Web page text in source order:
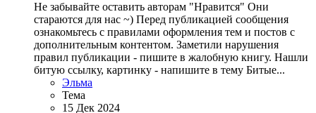
Не забывайте оставить авторам "Нравится" Они
стараются для нас ~) Перед публикацией сообщения
ознакомьтесь с правилами оформления тем и постов с
дополнительным контентом. Заметили нарушения
правил публикации - пишите в жалобную книгу. Нашли
битую ссылку, картинку - напишите в тему Битые...
Эльма
Тема
15 Дек 2024